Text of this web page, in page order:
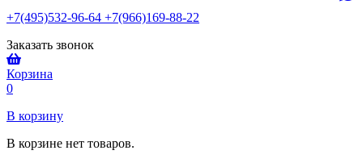
+7(495)532-96-64 +7(966)169-88-22
Заказать звонок
Корзина
0
В корзину
В корзине нет товаров.